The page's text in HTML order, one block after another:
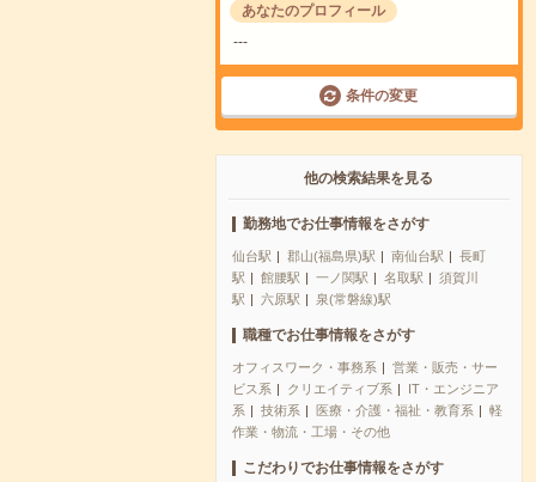
あなたのプロフィール
---
条件の変更
他の検索結果を見る
勤務地でお仕事情報をさがす
仙台駅 郡山(福島県)駅 南仙台駅
長町
駅
館腰駅 一ノ関駅 名取駅
須賀川
駅
六原駅 泉(常磐線)駅
職種でお仕事情報をさがす
オフィスワーク・事務系
営業・販売・サー
ビス系
クリエイティブ系
IT・エンジニア
系
技術系 医療・介護・福祉・教育系
軽
作業・物流・工場・その他
こだわりでお仕事情報をさがす